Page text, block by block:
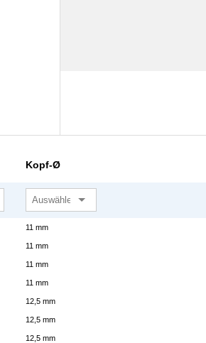
Kopf-Ø
11 mm
11 mm
11 mm
11 mm
12,5 mm
12,5 mm
12,5 mm